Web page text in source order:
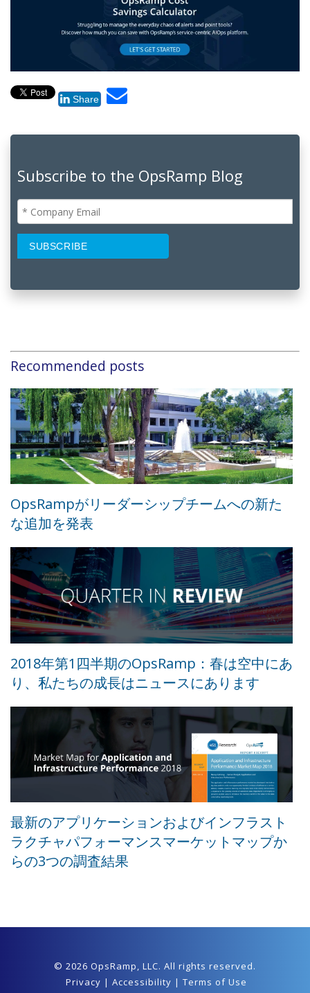
Share
Subscribe to the OpsRamp Blog
Recommended posts
OpsRampがリーダーシップチームへの新た
な追加を発表
2018年第1四半期のOpsRamp：春は空中にあ
り、私たちの成長はニュースにあります
最新のアプリケーションおよびインフラスト
ラクチャパフォーマンスマーケットマップか
らの3つの調査結果
© 2026 OpsRamp, LLC. All rights reserved.
Privacy | Accessibility | Terms of Use